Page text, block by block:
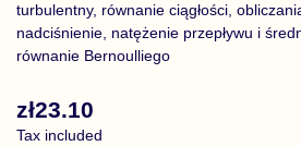
turbulentny, równanie ciągłości,
nadciśnienie, natężenie przepływu i
równanie Bernoulliego
zł23.10
Tax included